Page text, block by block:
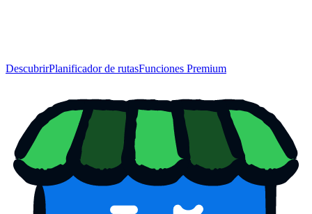
DescubrirPlanificador de rutasFunciones Premium